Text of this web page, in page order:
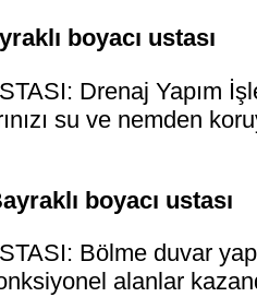
boyacı ustası
Drenaj Yapım
su ve nemden
boyacı ustası
Bölme duvar
alanlar